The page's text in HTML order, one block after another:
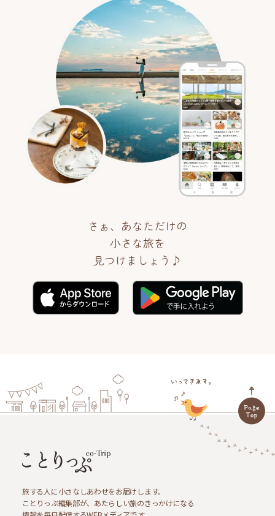
さぁ、あなただけの
小さな旅を
見つけましょう♪
旅する人に小さなしあわせをお届けします。
ことりっぷ編集部が、あたらしい旅のきっかけになる